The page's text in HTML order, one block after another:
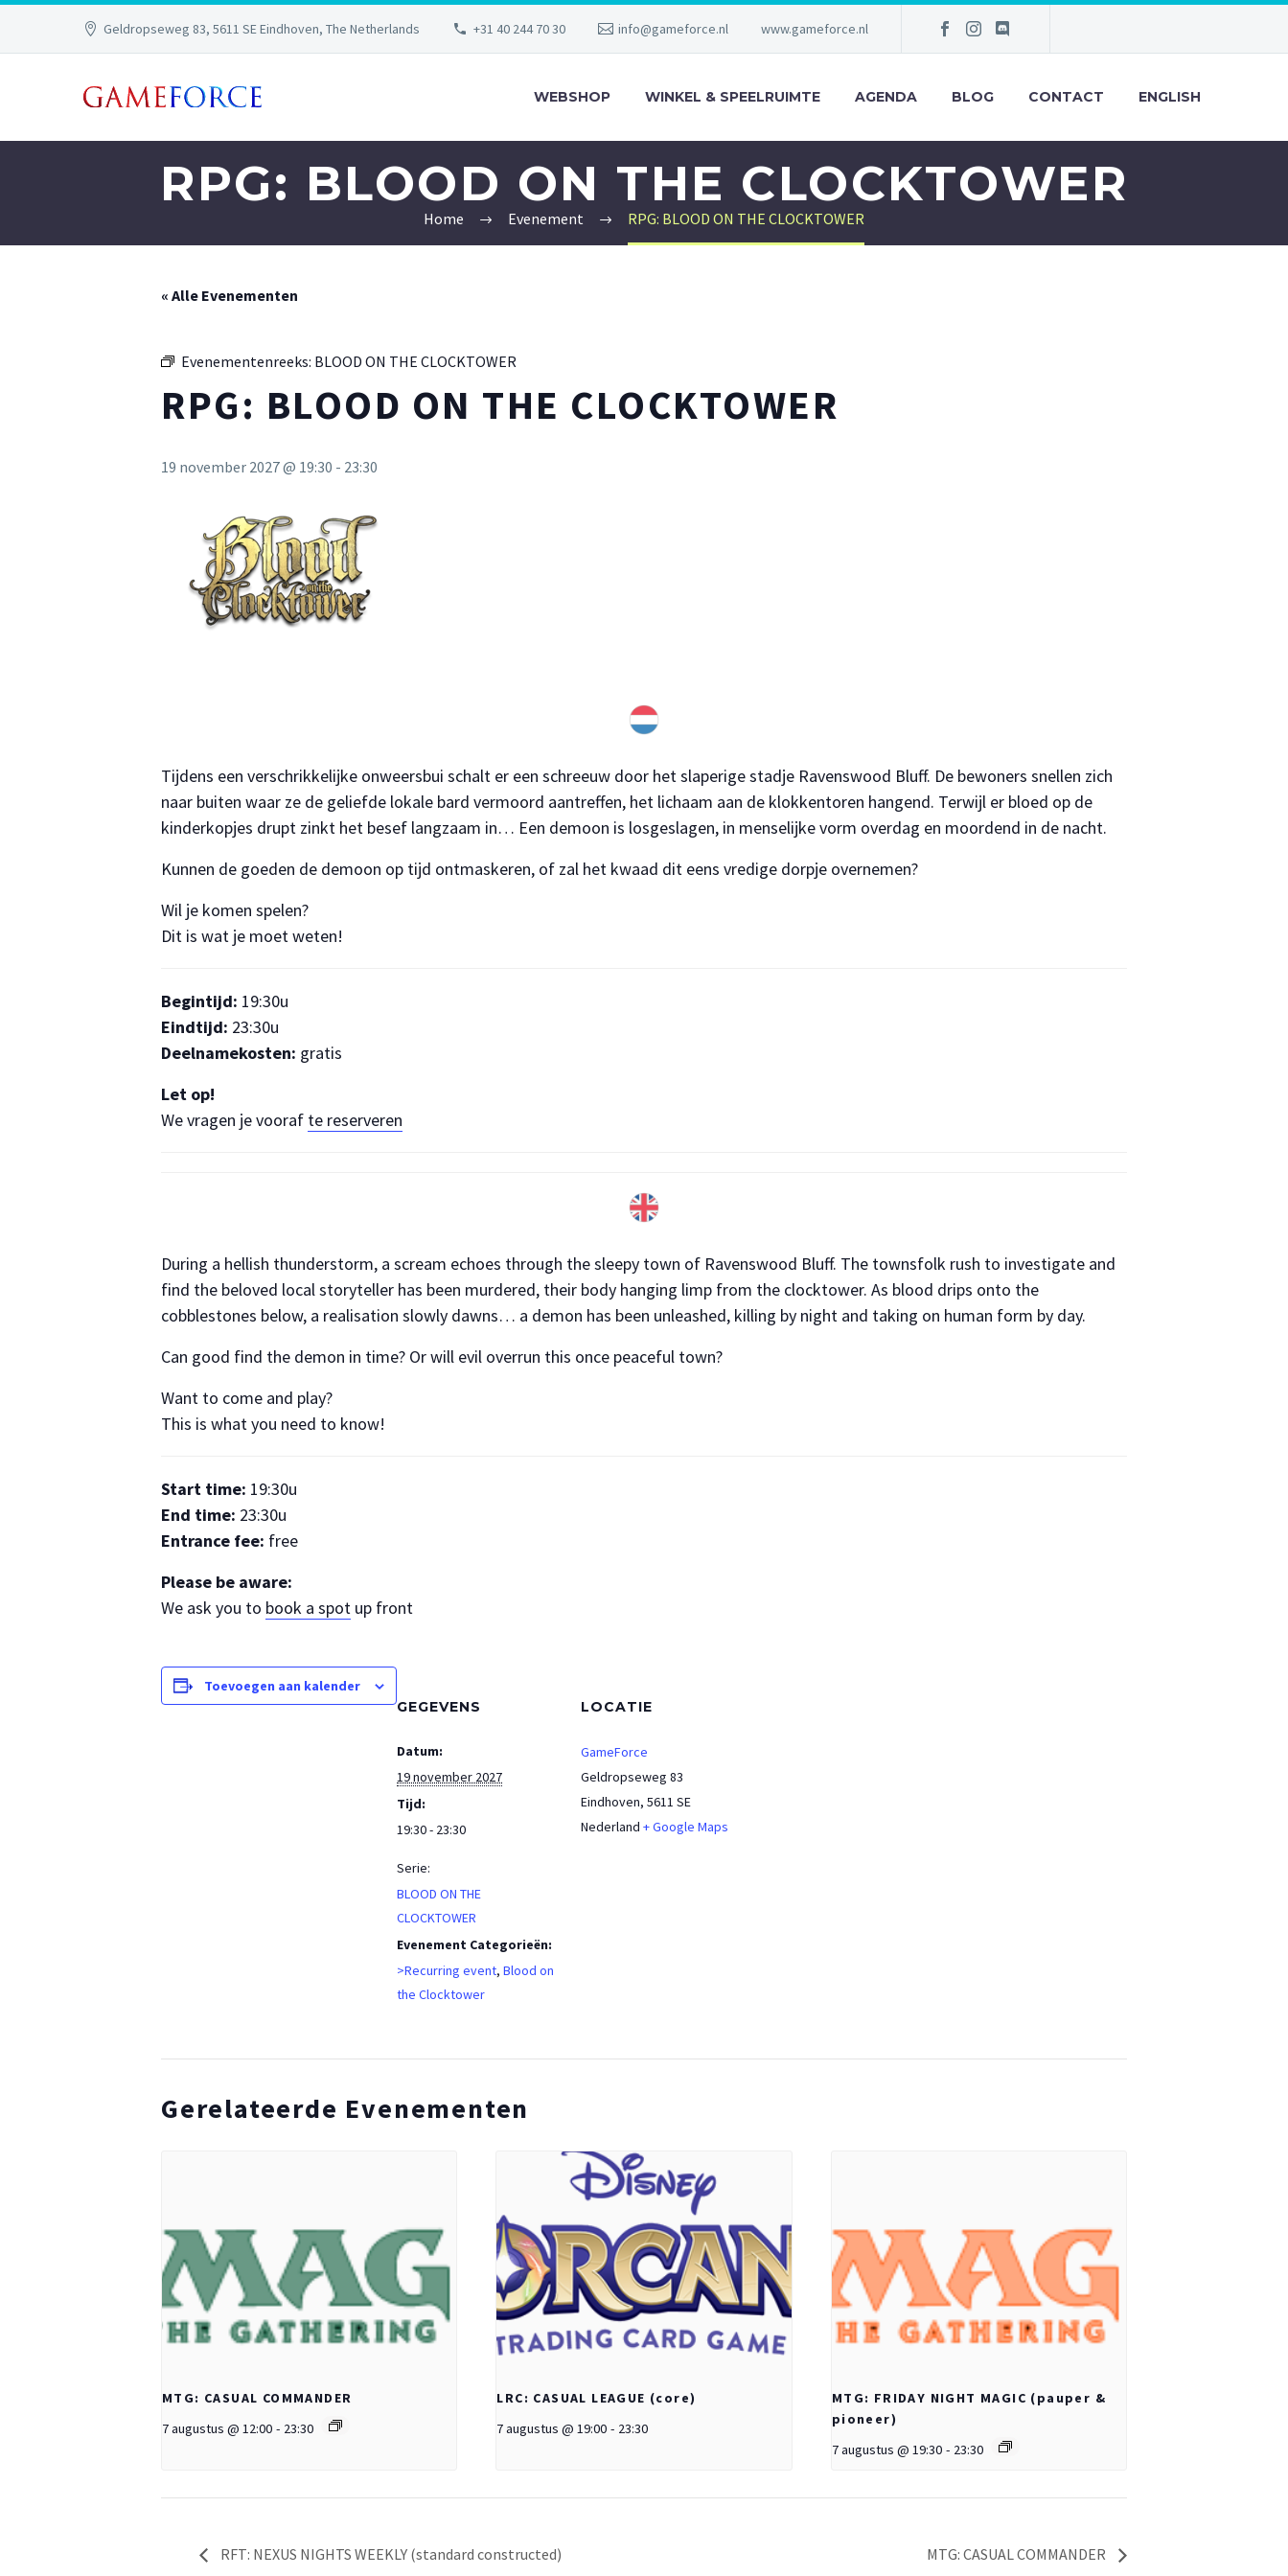
Geldropseweg 83, 5611 SE Eindhoven, The Netherlands +31 40 244 70 30 info@gameforce.nl www.gameforce.nl
WEBSHOP WINKEL & SPEELRUIMTE AGENDA BLOG CONTACT ENGLISH
RPG: BLOOD ON THE CLOCKTOWER
Home Evenement RPG: BLOOD ON THE CLOCKTOWER
« Alle Evenementen
Evenementenreeks: BLOOD ON THE CLOCKTOWER
RPG: BLOOD ON THE CLOCKTOWER
19 november 2027 @ 19:30 - 23:30
Tijdens een verschrikkelijke onweersbui schalt er een schreeuw door het slaperige stadje Ravenswood Bluff. De bewoners snellen zich
naar buiten waar ze de geliefde lokale bard vermoord aantreffen, het lichaam aan de klokkentoren hangend. Terwijl er bloed op de
kinderkopjes drupt zinkt het besef langzaam in… Een demoon is losgeslagen, in menselijke vorm overdag en moordend in de nacht.
Kunnen de goeden de demoon op tijd ontmaskeren, of zal het kwaad dit eens vredige dorpje overnemen?
Wil je komen spelen?
Dit is wat je moet weten!
Begintijd: 19:30u
Eindtijd: 23:30u
Deelnamekosten: gratis
Let op!
We vragen je vooraf te reserveren
During a hellish thunderstorm, a scream echoes through the sleepy town of Ravenswood Bluff. The townsfolk rush to investigate and
find the beloved local storyteller has been murdered, their body hanging limp from the clocktower. As blood drips onto the
cobblestones below, a realisation slowly dawns… a demon has been unleashed, killing by night and taking on human form by day.
Can good find the demon in time? Or will evil overrun this once peaceful town?
Want to come and play?
This is what you need to know!
Start time: 19:30u
End time: 23:30u
Entrance fee: free
Please be aware:
We ask you to book a spot up front
Toevoegen aan kalender
GEGEVENS
Datum:
19 november 2027
Tijd:
19:30 - 23:30
Serie:
BLOOD ON THE
CLOCKTOWER
Evenement Categorieën:
>Recurring event, Blood on
the Clocktower
LOCATIE
GameForce
Geldropseweg 83
Eindhoven, 5611 SE
Nederland + Google Maps
Gerelateerde Evenementen
MTG: CASUAL COMMANDER
7 augustus @ 12:00 - 23:30
LRC: CASUAL LEAGUE (core)
7 augustus @ 19:00 - 23:30
MTG: FRIDAY NIGHT MAGIC (pauper &
pioneer)
7 augustus @ 19:30 - 23:30
RFT: NEXUS NIGHTS WEEKLY (standard constructed) MTG: CASUAL COMMANDER